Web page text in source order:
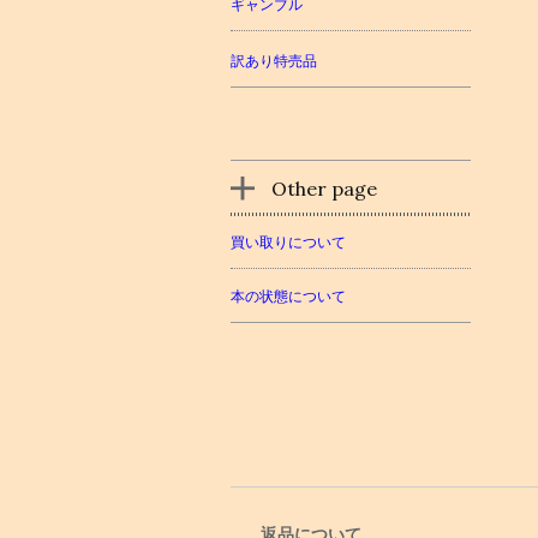
ギャンブル
訳あり特売品
Other page
買い取りについて
本の状態について